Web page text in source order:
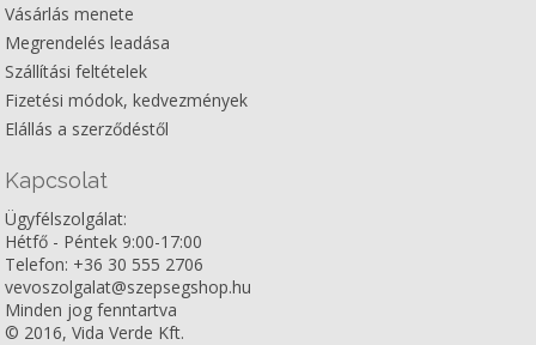
Vásárlás menete
Megrendelés leadása
Szállítási feltételek
Fizetési módok, kedvezmények
Elállás a szerződéstől
Kapcsolat
Ügyfélszolgálat:
Hétfő - Péntek 9:00-17:00
Telefon: +36 30 555 2706
vevoszolgalat@szepsegshop.hu
Minden jog fenntartva
© 2016, Vida Verde Kft.